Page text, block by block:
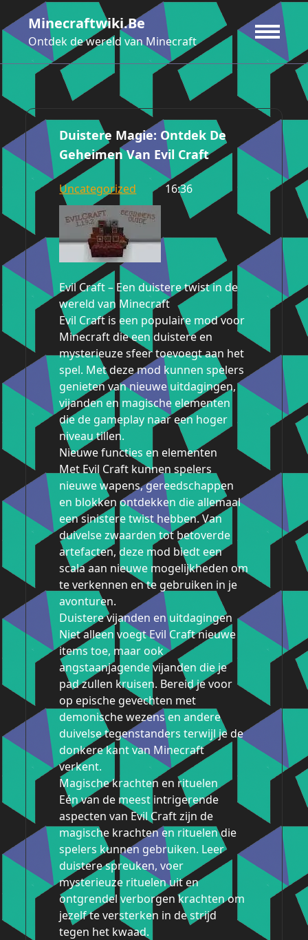
naar
de
inhoud
Minecraftwiki.be
Ontdek de wereld van Minecraft
Duistere Magie: Ontdek De
Geheimen Van Evil Craft
Uncategorized 16:36
Evil Craft – Een duistere twist in de
wereld van Minecraft
Evil Craft is een populaire mod voor
Minecraft die een duistere en
mysterieuze sfeer toevoegt aan het
spel. Met deze mod kunnen spelers
genieten van nieuwe uitdagingen,
vijanden en magische elementen
die de gameplay naar een hoger
niveau tillen.
Nieuwe functies en elementen
Met Evil Craft kunnen spelers
nieuwe wapens, gereedschappen
en blokken ontdekken die allemaal
een sinistere twist hebben. Van
duivelse zwaarden tot betoverde
artefacten, deze mod biedt een
scala aan nieuwe mogelijkheden om
te verkennen en te gebruiken in je
avonturen.
Duistere vijanden en uitdagingen
Niet alleen voegt Evil Craft nieuwe
items toe, maar ook
angstaanjagende vijanden die je
pad zullen kruisen. Bereid je voor
op epische gevechten met
demonische wezens en andere
duivelse tegenstanders terwijl je de
donkere kant van Minecraft
verkent.
Magische krachten en rituelen
Eén van de meest intrigerende
aspecten van Evil Craft zijn de
magische krachten en rituelen die
spelers kunnen gebruiken. Leer
duistere spreuken, voer
mysterieuze rituelen uit en
ontgrendel verborgen krachten om
jezelf te versterken in de strijd
tegen het kwaad.